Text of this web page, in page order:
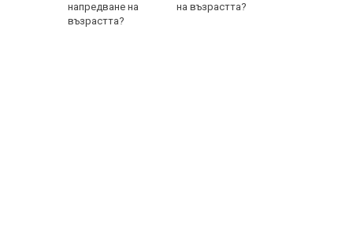
на възрастта?